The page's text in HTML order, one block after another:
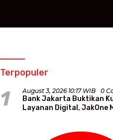
Terpopuler
1 August 3, 2026 10:17 WIB 0
Bank Jakarta Buktikan
Layanan Digital, JakOne